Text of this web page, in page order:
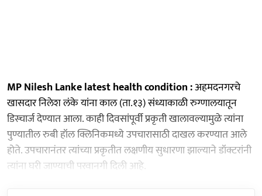
MP Nilesh Lanke latest health condition :अहमदनगरचे
खासदार निलेश लंके यांना काल (ता.१३) संध्याकाळी रुग्णालयातून
डिस्चार्ज देण्यात आला. काही दिवसांपूर्वी प्रकृती खालावल्यामुळे त्यांना
पुण्यातील रुबी हॉल क्लिनिकमध्ये उपचारासाठी दाखल करण्यात आले
होते. उपचारानंतर त्यांच्या प्रकृतीत लक्षणीय सुधारणा झाल्याने डॉक्टरांनी
त्यांना घरी जाण्याची परवानगी दिली आहे.